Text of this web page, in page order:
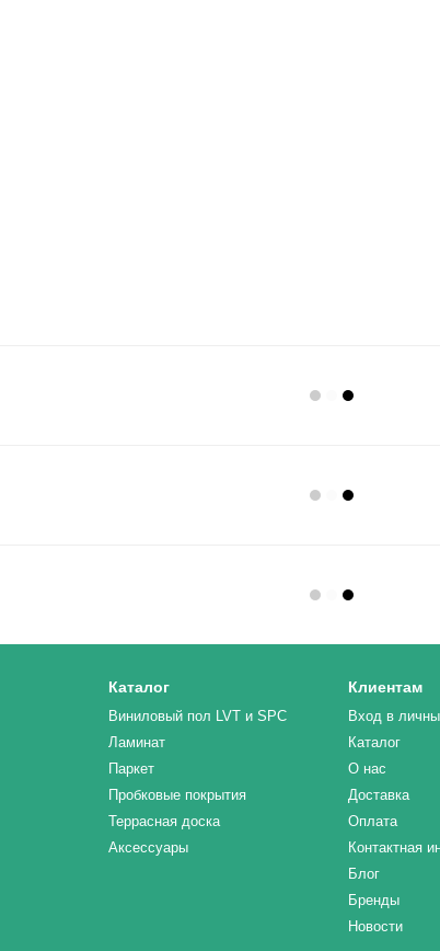
Каталог
Виниловый пол LVT и SPC
Ламинат
Паркет
Пробковые покрытия
Террасная доска
Аксессуары
Клиентам
Вход в
Каталог
О нас
Доставка
Оплата
Контактная
Блог
Бренды
Новости